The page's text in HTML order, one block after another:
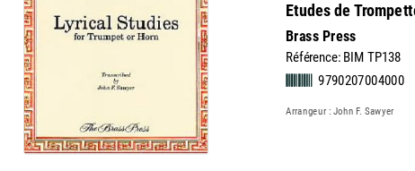
Etudes de
Brass Press
Référence: BIM TP138
9790207004000
Arrangeur : John F. Sawyer